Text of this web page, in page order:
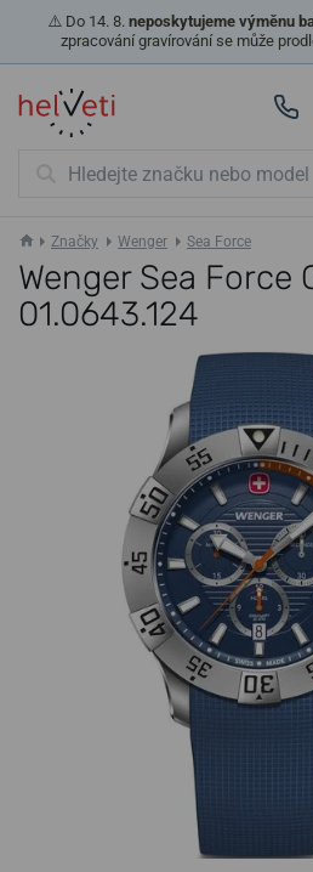
⚠️ Do 14. 8. neposkytujeme výměnu
zpracování gravírování se může
Značky Wenger Sea Force
Wenger Sea Force
01.0643.124